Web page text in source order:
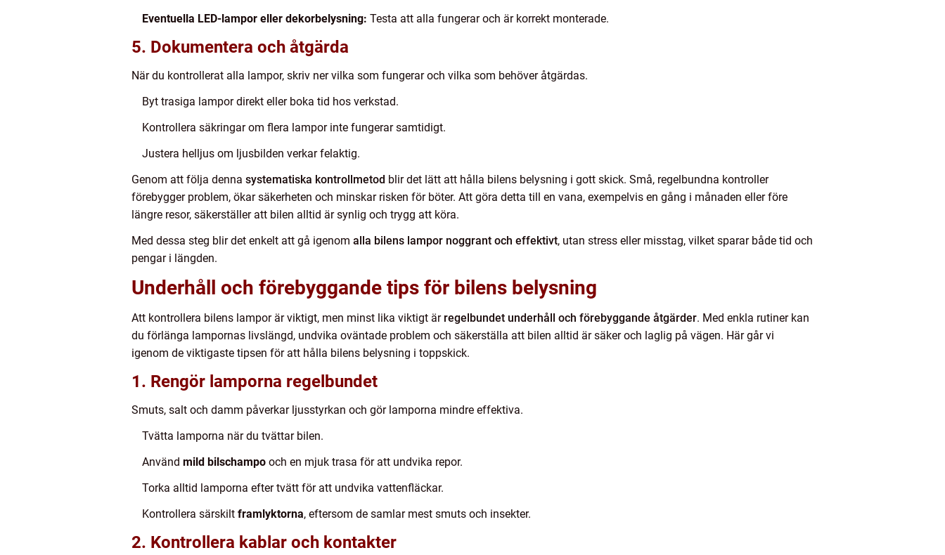
Eventuella LED-lampor eller dekorbelysning: Testa att alla fungerar och är korrekt monterade.
5. Dokumentera och åtgärda
När du kontrollerat alla lampor, skriv ner vilka som fungerar och vilka som behöver åtgärdas.
Byt trasiga lampor direkt eller boka tid hos verkstad.
Kontrollera säkringar om flera lampor inte fungerar samtidigt.
Justera helljus om ljusbilden verkar felaktig.
Genom att följa denna systematiska kontrollmetod blir det lätt att hålla bilens belysning i gott skick. Små, regelbundna kontroller
förebygger problem, ökar säkerheten och minskar risken för böter. Att göra detta till en vana, exempelvis en gång i månaden eller före
längre resor, säkerställer att bilen alltid är synlig och trygg att köra.
Med dessa steg blir det enkelt att gå igenom alla bilens lampor noggrant och effektivt, utan stress eller misstag, vilket sparar både tid och
pengar i längden.
Underhåll och förebyggande tips för bilens belysning
Att kontrollera bilens lampor är viktigt, men minst lika viktigt är regelbundet underhåll och förebyggande åtgärder. Med enkla rutiner kan
du förlänga lampornas livslängd, undvika oväntade problem och säkerställa att bilen alltid är säker och laglig på vägen. Här går vi
igenom de viktigaste tipsen för att hålla bilens belysning i toppskick.
1. Rengör lamporna regelbundet
Smuts, salt och damm påverkar ljusstyrkan och gör lamporna mindre effektiva.
Tvätta lamporna när du tvättar bilen.
Använd mild bilschampo och en mjuk trasa för att undvika repor.
Torka alltid lamporna efter tvätt för att undvika vattenfläckar.
Kontrollera särskilt framlyktorna, eftersom de samlar mest smuts och insekter.
2. Kontrollera kablar och kontakter